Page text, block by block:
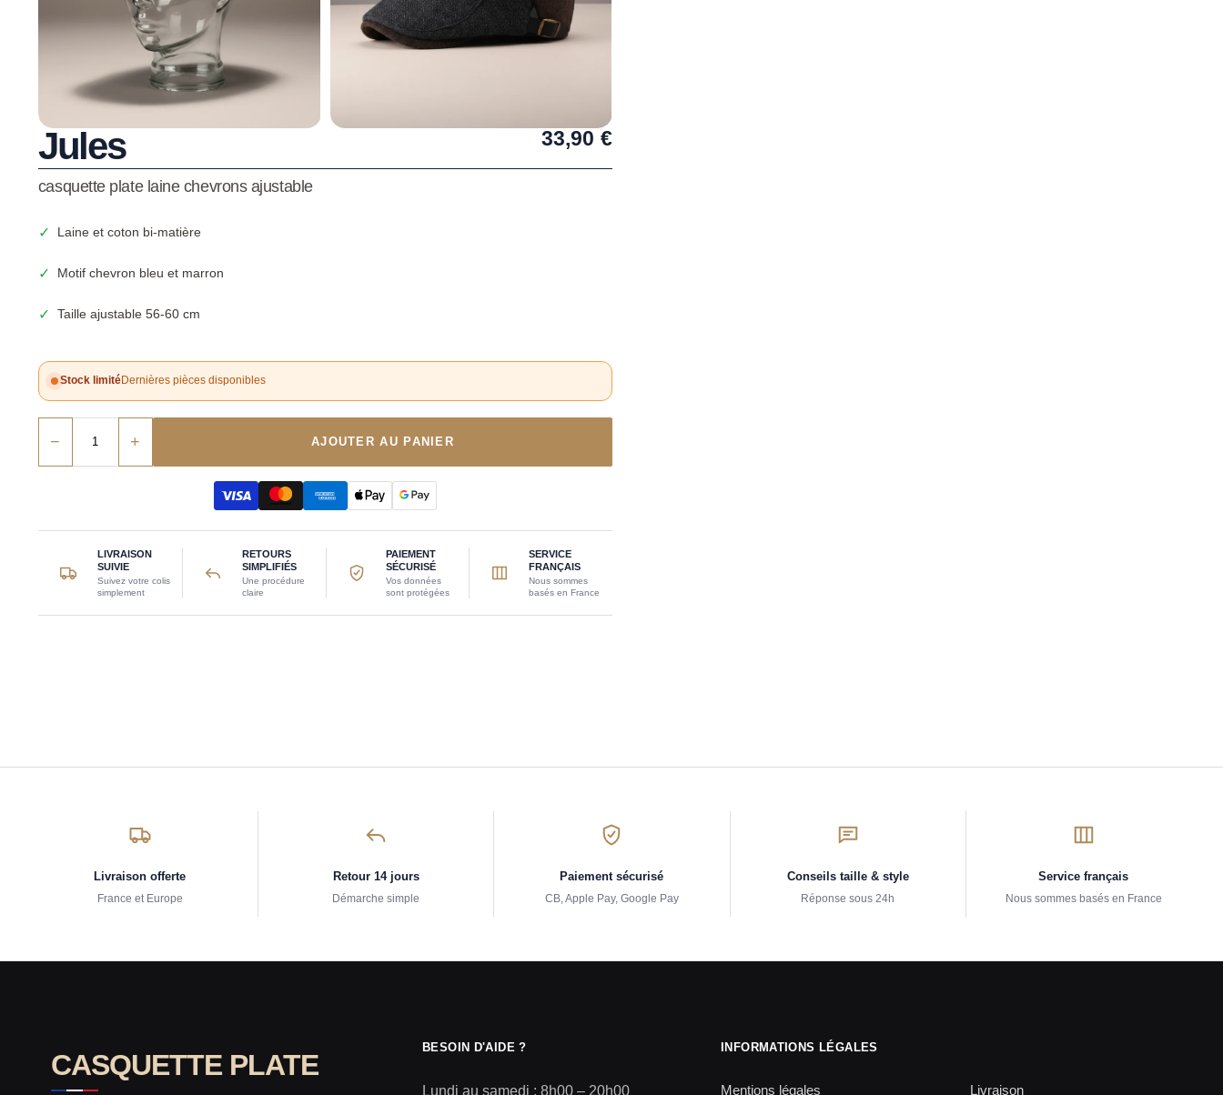
Jules 33,90 €
casquette plate laine chevrons ajustable
✓ Laine et coton bi-matière
✓ Motif chevron bleu et marron
✓ Taille ajustable 56-60 cm
Stock limitéDernières pièces disponibles
− + AJOUTER AU PANIER
LIVRAISON
SUIVIE
Suivez votre colis
simplement
RETOURS
SIMPLIFIÉS
Une procédure
claire
PAIEMENT
SÉCURISÉ
Vos données
sont protégées
SERVICE
FRANÇAIS
Nous sommes
basés en France
Livraison offerte
France et Europe
Retour 14 jours
Démarche simple
Paiement sécurisé
CB, Apple Pay, Google Pay
Conseils taille & style
Réponse sous 24h
Service français
Nous sommes basés en France
CASQUETTE PLATE
BESOIN D'AIDE ?
Lundi au samedi : 8h00 – 20h00
INFORMATIONS LÉGALES
Mentions légales Livraison